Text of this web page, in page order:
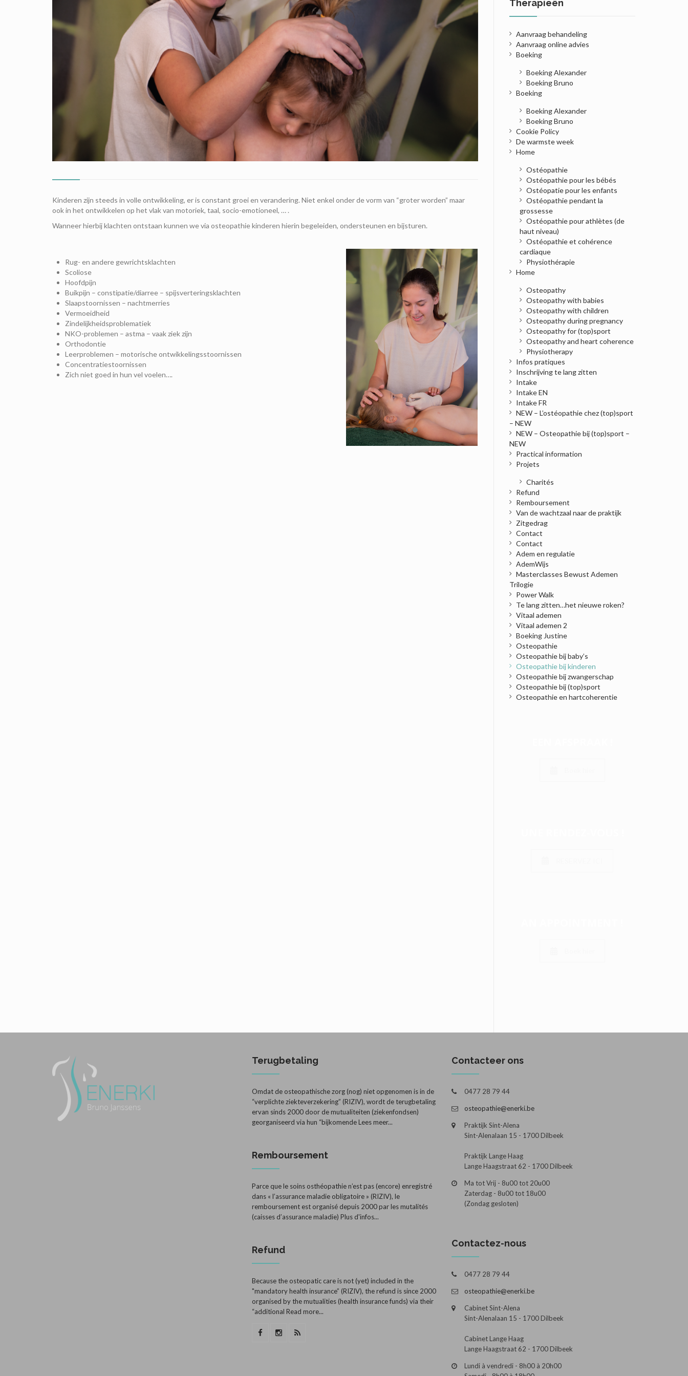
Kinderen zijn steeds in volle ontwikkeling, er is constant groei en verandering. Niet enkel onder de vorm van “groter worden” maar
ook in het ontwikkelen op het vlak van motoriek, taal, socio-emotioneel, … .
Wanneer hierbij klachten ontstaan kunnen we via osteopathie kinderen hierin begeleiden, ondersteunen en bijsturen.
Rug- en andere gewrichtsklachten
Scoliose
Hoofdpijn
Buikpijn – constipatie/diarree – spijsverteringsklachten
Slaapstoornissen – nachtmerries
Vermoeidheid
Zindelijkheidsproblematiek
NKO-problemen – astma – vaak ziek zijn
Orthodontie
Leerproblemen – motorische ontwikkelingsstoornissen
Concentratiestoornissen
Zich niet goed in hun vel voelen….
Therapieën
Aanvraag behandeling
Aanvraag online advies
Boeking
Boeking Alexander
Boeking Bruno
Boeking
Boeking Alexander
Boeking Bruno
Cookie Policy
De warmste week
Home
Ostéopathie
Ostéopathie pour les bébés
Ostéopatie pour les enfants
Ostéopathie pendant la
grossesse
Ostéopathie pour athlètes (de
haut niveau)
Ostéopathie et cohérence
cardiaque
Physiothérapie
Home
Osteopathy
Osteopathy with babies
Osteopathy with children
Osteopathy during pregnancy
Osteopathy for (top)sport
Osteopathy and heart coherence
Physiotherapy
Infos pratiques
Inschrijving te lang zitten
Intake
Intake EN
Intake FR
NEW – L’ostéopathie chez (top)sport
– NEW
NEW – Osteopathie bij (top)sport –
NEW
Practical information
Projets
Charités
Refund
Remboursement
Van de wachtzaal naar de praktijk
Zitgedrag
Contact
Contact
Adem en regulatie
AdemWijs
Masterclasses Bewust Ademen
Trilogie
Power Walk
Te lang zitten…het nieuwe roken?
Vitaal ademen
Vitaal ademen 2
Boeking Justine
Osteopathie
Osteopathie bij baby’s
Osteopathie bij kinderen
Osteopathie bij zwangerschap
Osteopathie bij (top)sport
Osteopathie en hartcoherentie
Terugbetaling
Omdat de osteopathische zorg (nog) niet opgenomen is in de
“verplichte ziekteverzekering” (RIZIV), wordt de terugbetaling
ervan sinds 2000 door de mutualiteiten (ziekenfondsen)
georganiseerd via hun “bijkomendeLees meer...
Remboursement
Parce que le soins osthéopathie n’est pas (encore) enregistré
dans « l’assurance maladie obligatoire » (RIZIV), le
remboursement est organisé depuis 2000 par les mutalités
(caisses d’assurance maladie) Plus d'infos...
Refund
Because the osteopatic care is not (yet) included in the
"mandatory health insurance” (RIZIV), the refund is since 2000
organised by the mutualities (health insurance funds) via their
“additional Read more...
Contacteer ons
0477 28 79 44
osteopathie@enerki.be
Praktijk Sint-Alena
Sint-Alenalaan 15 - 1700 Dilbeek
Praktijk Lange Haag
Lange Haagstraat 62 - 1700 Dilbeek
Ma tot Vrij - 8u00 tot 20u00
Zaterdag - 8u00 tot 18u00
(Zondag gesloten)
Contactez-nous
0477 28 79 44
osteopathie@enerki.be
Cabinet Sint-Alena
Sint-Alenalaan 15 - 1700 Dilbeek
Cabinet Lange Haag
Lange Haagstraat 62 - 1700 Dilbeek
Lundi à vendredi - 8h00 à 20h00